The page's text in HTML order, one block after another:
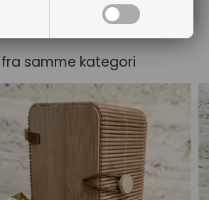
fra samme kategori